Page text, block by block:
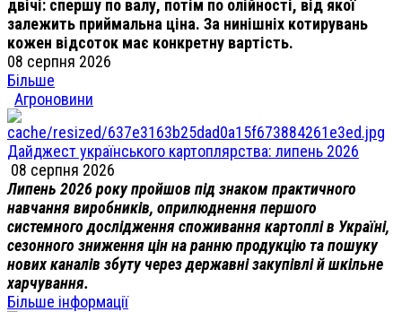
двічі: спершу по валу, потім по олійності, від якої
залежить приймальна ціна. За нинішніх котирувань
кожен відсоток має конкретну вартість.
08 серпня 2026
Більше
Агроновини
Дайджест українського картоплярства: липень 2026
08 серпня 2026
Липень 2026 року пройшов під знаком практичного
навчання виробників, оприлюднення першого
системного дослідження споживання картоплі в Україні,
сезонного зниження цін на ранню продукцію та пошуку
нових каналів збуту через державні закупівлі й шкільне
харчування.
Більше інформації